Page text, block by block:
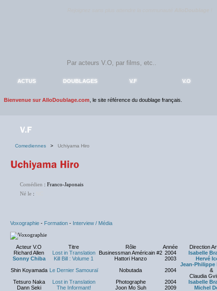
ACTUS DOUBLAGES V.F V.O
Bienvenue sur AlloDoublage.com , le site référence du doublage français.
Comediennes > Uchiyama Hiro
Comédien : Franco-Japonais
Né le :
Voxographie - Formation - Interview / Média
Acteur V.O Titre Rôle Année
Direction
Richard Allen
Lost in Translation Businessman Américain #2 2004
Isabelle
Sonny Chiba
Kill Bill : Volume 1 Hattori Hanzo 2003
Hervé
Shin Koyamada Le Dernier Samouraï Nobutada 2004
Jean-Philippe
&
Claudia
Tetsuro Naka
Lost in Translation Photographe 2004
Isabelle
Dann Seki
The Informant! Joon Mo Suh 2009 Michel